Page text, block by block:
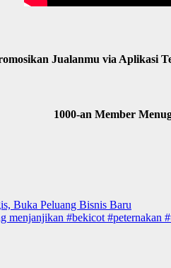
Jualanmu via Aplikasi
1000-an Member
Buka Peluang Bisnis Baru
menjanjikan #bekicot #peternakan